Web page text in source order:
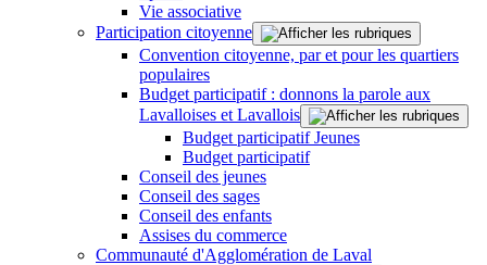
Vie associative
Participation citoyenne
Convention citoyenne, par et pour les quartiers
populaires
Budget participatif : donnons la parole aux
Lavalloises et Lavallois
Budget participatif Jeunes
Budget participatif
Conseil des jeunes
Conseil des sages
Conseil des enfants
Assises du commerce
Communauté d'Agglomération de Laval